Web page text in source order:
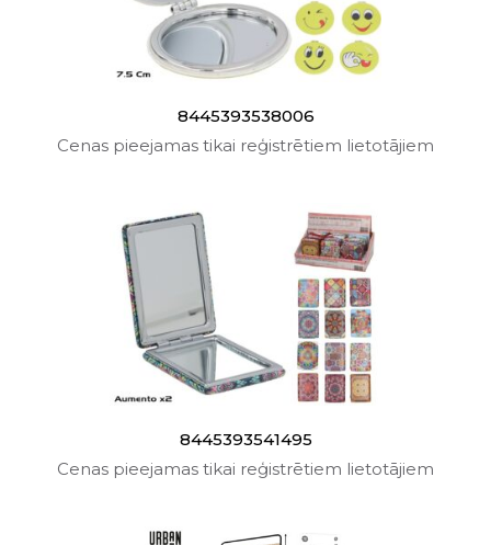
8445393538006
Cenas pieejamas tikai reģistrētiem lietotājiem
8445393541495
Cenas pieejamas tikai reģistrētiem lietotājiem